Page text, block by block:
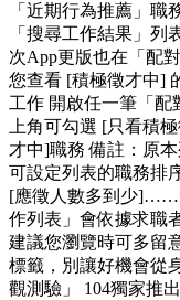
「近期行為推薦」職
「搜尋工作結果」
次App更版也在「配
您查看 [積極徵才中]
工作 開啟任一筆「配
上角可勾選 [只看積
才中]職務 備註：原
可設定列表的職務排
[應徵人數多到少]……
作列表」會依據求職
建議您瀏覽時可多留
標籤，別讓好機會從
觀測驗」 104獨家推